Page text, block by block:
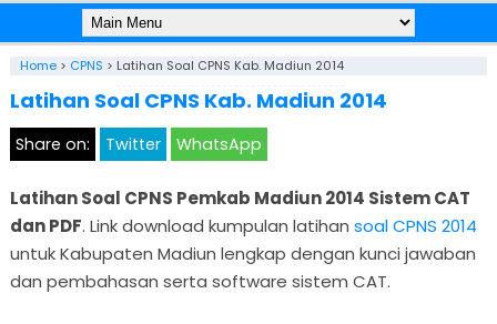
Home> CPNS > Latihan Soal CPNS Kab. Madiun 2014
Latihan Soal CPNS Kab. Madiun 2014
Share on: Twitter WhatsApp
Latihan Soal CPNS Pemkab Madiun 2014 Sistem CAT
dan PDF. Link download kumpulan latihan soal CPNS 2014
untuk Kabupaten Madiun lengkap dengan kunci jawaban
dan pembahasan serta software sistem CAT.